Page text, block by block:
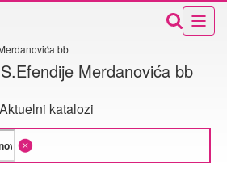
bb
Merdanovića bb
Aktuelni katalozi